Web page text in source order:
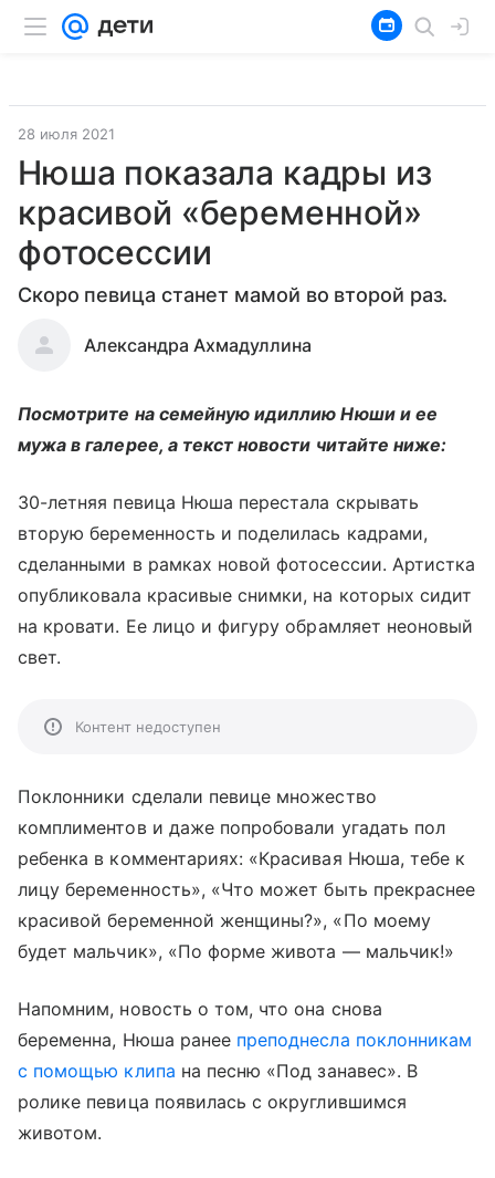
28 июля 2021
Нюша показала кадры из
красивой «беременной»
фотосессии
Скоро певица станет мамой во второй раз.
Александра Ахмадуллина
Посмотрите на семейную идиллию Нюши и ее
мужа в галерее, а текст новости читайте ниже:
30-летняя певица Нюша перестала скрывать
вторую беременность и поделилась кадрами,
сделанными в рамках новой фотосессии. Артистка
опубликовала красивые снимки, на которых сидит
на кровати. Ее лицо и фигуру обрамляет неоновый
свет.
Контент недоступен
Поклонники сделали певице множество
комплиментов и даже попробовали угадать пол
ребенка в комментариях: «Красивая Нюша, тебе к
лицу беременность», «Что может быть прекраснее
красивой беременной женщины?», «По моему
будет мальчик», «По форме живота — мальчик!»
Напомним, новость о том, что она снова
беременна, Нюша ранее преподнесла поклонникам
с помощью клипа на песню «Под занавес». В
ролике певица появилась с округлившимся
животом.